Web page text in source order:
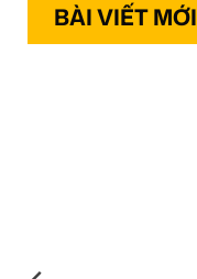
BÀI VIẾT MỚI